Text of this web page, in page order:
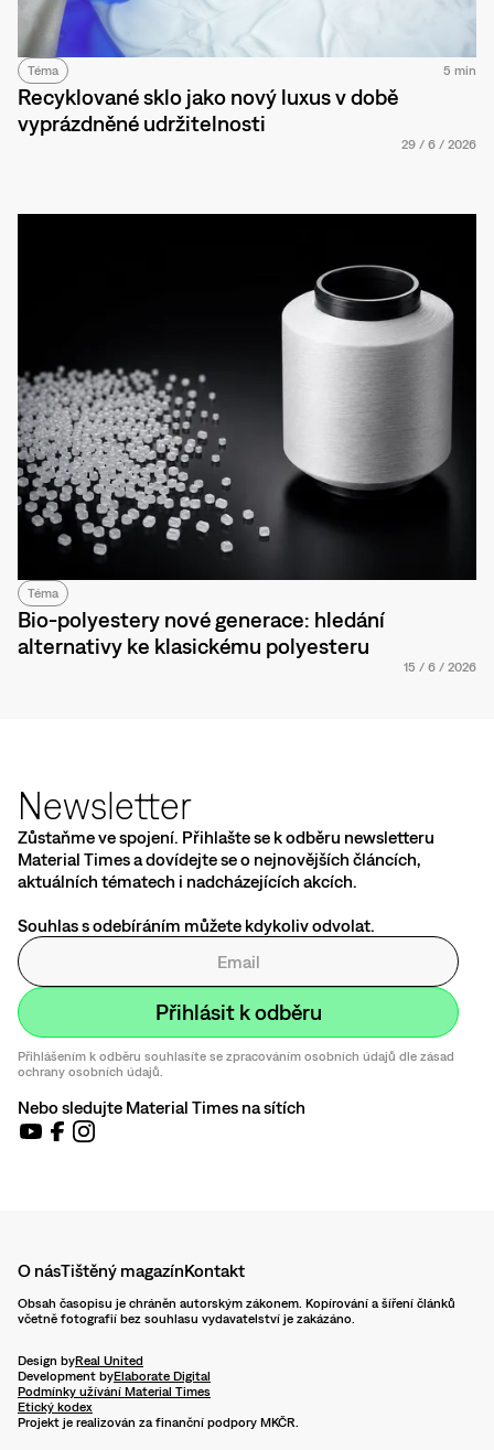
Téma 5 min
Recyklované sklo jako nový luxus v době
vyprázdněné udržitelnosti
29 / 6 / 2026
Téma
Bio-polyestery nové generace: hledání
alternativy ke klasickému polyesteru
15 / 6 / 2026
Newsletter
Zůstaňme ve spojení. Přihlašte se k odběru newsletteru
Material Times a dovídejte se o nejnovějších článcích,
aktuálních tématech i nadcházejících akcích.
Souhlas s odebíráním můžete kdykoliv odvolat.
Přihlášením k odběru souhlasíte se zpracováním osobních údajů dle zásad
ochrany osobních údajů.
Nebo sledujte Material Times na sítích
O násTištěný magazínKontakt
Obsah časopisu je chráněn autorským zákonem. Kopírování a šíření článků
včetně fotografií bez souhlasu vydavatelství je zakázáno.
Design byReal United
Development byElaborate Digital
Podmínky užívání Material Times
Etický kodex
Projekt je realizován za finanční podpory MKČR.